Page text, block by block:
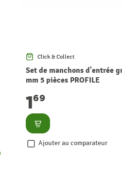
Click & Collect
Set de manchons d'entrée
mm 5 pièces PROFILE
169
Consulter
Ajouter au comparateur